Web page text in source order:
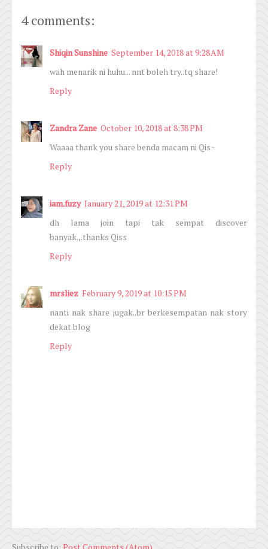
4 comments:
Shiqin Sunshine September 14, 2018 at 9:28 AM
wah menarik ni huhu... nnt boleh try..tq share!
Reply
Zandra Zane October 10, 2018 at 8:38 PM
Waaaa thank you share benda macam ni Qis~
Reply
iam.fuzy January 21, 2019 at 12:31 PM
dh lama join tapi tak sempat discover
banyak.,.thanks Qiss
Reply
mrsliez February 9, 2019 at 10:15 PM
nanti nak share jugak..br berkesempatan nak story
dekat blog
Reply